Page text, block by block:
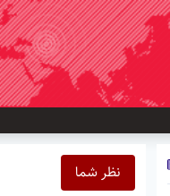
نظر شما